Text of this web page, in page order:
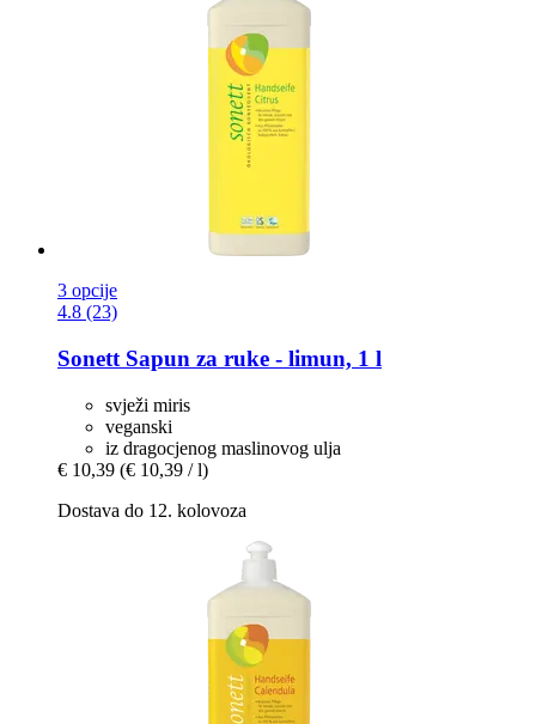
3 opcije
4.8 (23)
Sonett Sapun za ruke -​ limun, 1 l
svježi miris
veganski
iz dragocjenog maslinovog ulja
€ 10,39 (€ 10,39 / l)
Dostava do 12. kolovoza